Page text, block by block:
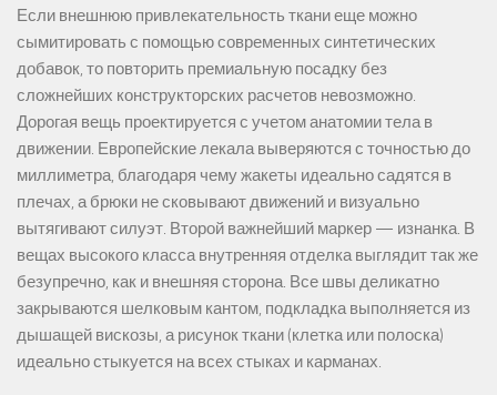
Если внешнюю привлекательность ткани еще можно
сымитировать с помощью современных синтетических
добавок, то повторить премиальную посадку без
сложнейших конструкторских расчетов невозможно.
Дорогая вещь проектируется с учетом анатомии тела в
движении. Европейские лекала выверяются с точностью до
миллиметра, благодаря чему жакеты идеально садятся в
плечах, а брюки не сковывают движений и визуально
вытягивают силуэт. Второй важнейший маркер — изнанка. В
вещах высокого класса внутренняя отделка выглядит так же
безупречно, как и внешняя сторона. Все швы деликатно
закрываются шелковым кантом, подкладка выполняется из
дышащей вискозы, а рисунок ткани (клетка или полоска)
идеально стыкуется на всех стыках и карманах.